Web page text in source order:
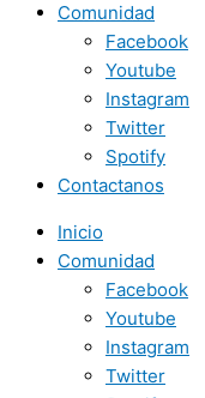
Comunidad
Facebook
Youtube
Instagram
Twitter
Spotify
Contactanos
Inicio
Comunidad
Facebook
Youtube
Instagram
Twitter